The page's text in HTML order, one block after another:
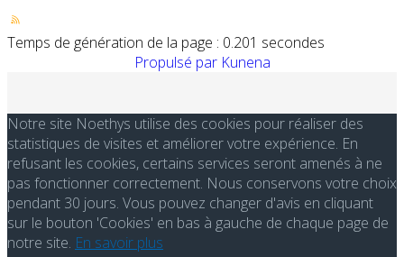
Temps de génération de la page : 0.201 secondes
Propulsé par Kunena
Notre site Noethys utilise des cookies pour réaliser des
statistiques de visites et améliorer votre expérience. En
refusant les cookies, certains services seront amenés à ne
pas fonctionner correctement. Nous conservons votre choix
pendant 30 jours. Vous pouvez changer d'avis en cliquant
sur le bouton 'Cookies' en bas à gauche de chaque page de
notre site. En savoir plus